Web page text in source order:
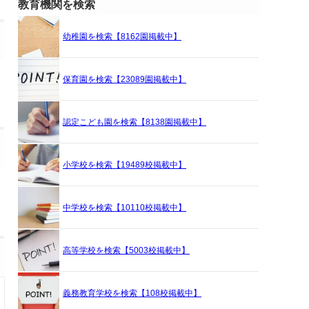
教育機関を検索
幼稚園を検索【8162園掲載中】
保育園を検索【23089園掲載中】
認定こども園を検索【8138園掲載中】
小学校を検索【19489校掲載中】
中学校を検索【10110校掲載中】
高等学校を検索【5003校掲載中】
義務教育学校を検索【108校掲載中】